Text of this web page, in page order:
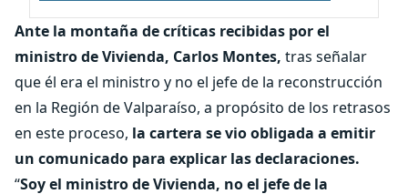
Ante la montaña de críticas recibidas por el
ministro de Vivienda, Carlos Montes, tras señalar
que él era el ministro y no el jefe de la reconstrucción
en la Región de Valparaíso, a propósito de los retrasos
en este proceso, la cartera se vio obligada a emitir
un comunicado para explicar las declaraciones.
“Soy el ministro de Vivienda, no el jefe de la